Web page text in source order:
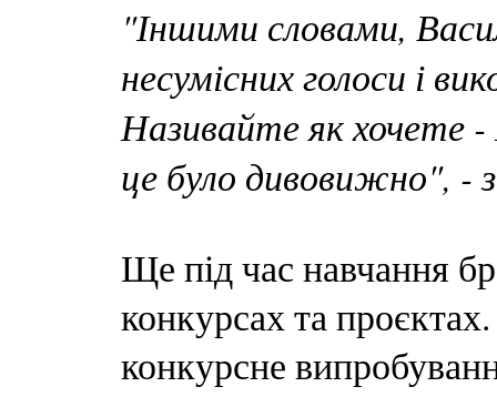
"Іншими словами,
несумісних голоси і
Називайте як хочете
це було дивовижно", -
Ще під час навчання
конкурсах та
конкурсне